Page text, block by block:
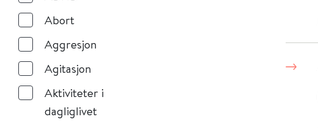
Abort
Aggresjon
Agitasjon
Aktiviteter i
dagliglivet